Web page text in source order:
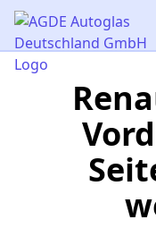
AGDE Autoglas